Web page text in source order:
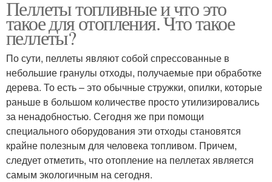
Пеллеты топливные и что это
такое для отопления. Что такое
пеллеты?
По сути, пеллеты являют собой спрессованные в
небольшие гранулы отходы, получаемые при обработке
дерева. То есть – это обычные стружки, опилки, которые
раньше в большом количестве просто утилизировались
за ненадобностью. Сегодня же при помощи
специального оборудования эти отходы становятся
крайне полезным для человека топливом. Причем,
следует отметить, что отопление на пеллетах является
самым экологичным на сегодня.